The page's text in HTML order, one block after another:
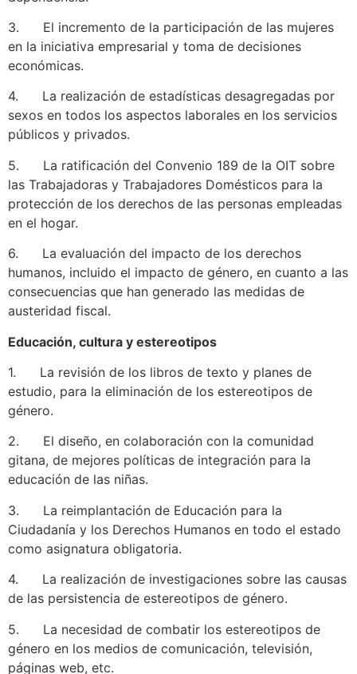
3. El incremento de la participación de las mujeres
en la iniciativa empresarial y toma de decisiones
económicas.
4. La realización de estadísticas desagregadas por
sexos en todos los aspectos laborales en los servicios
públicos y privados.
5. La ratificación del Convenio 189 de la OIT sobre
las Trabajadoras y Trabajadores Domésticos para la
protección de los derechos de las personas empleadas
en el hogar.
6. La evaluación del impacto de los derechos
humanos, incluido el impacto de género, en cuanto a las
consecuencias que han generado las medidas de
austeridad fiscal.
Educación, cultura y estereotipos
1. La revisión de los libros de texto y planes de
estudio, para la eliminación de los estereotipos de
género.
2. El diseño, en colaboración con la comunidad
gitana, de mejores políticas de integración para la
educación de las niñas.
3. La reimplantación de Educación para la
Ciudadanía y los Derechos Humanos en todo el estado
como asignatura obligatoria.
4. La realización de investigaciones sobre las causas
de las persistencia de estereotipos de género.
5. La necesidad de combatir los estereotipos de
género en los medios de comunicación, televisión,
páginas web, etc.